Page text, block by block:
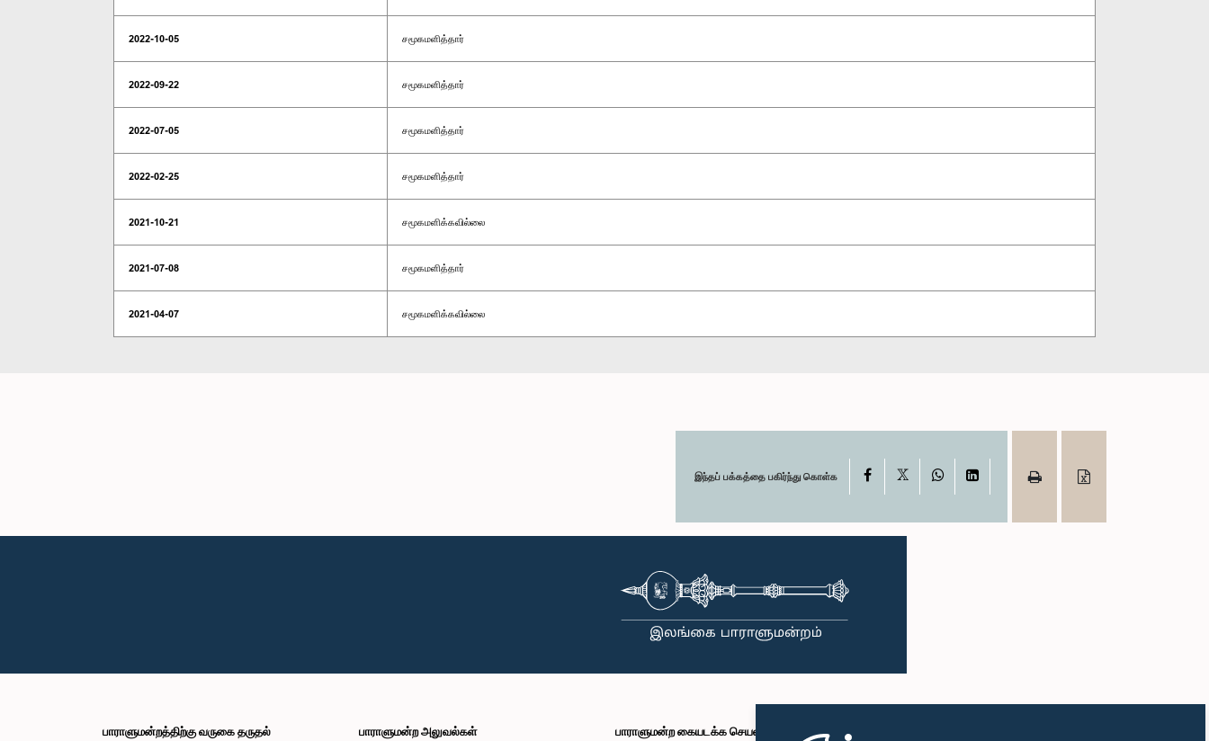
2022-10-05 சமூகமளித்தார்
2022-09-22 சமூகமளித்தார்
2022-07-05 சமூகமளித்தார்
2022-02-25 சமூகமளித்தார்
2021-10-21 சமூகமளிக்கவில்லை
2021-07-08 சமூகமளித்தார்
2021-04-07 சமூகமளிக்கவில்லை
இந்தப் பக்கத்தை பகிர்ந்து கொள்க Facebook WhatsAppLinkedIn
பாராளுமன்றத்திற்கு வருகை தருதல் பாராளுமன்ற அலுவல்கள் பாராளுமன்ற கையடக்க செயலி